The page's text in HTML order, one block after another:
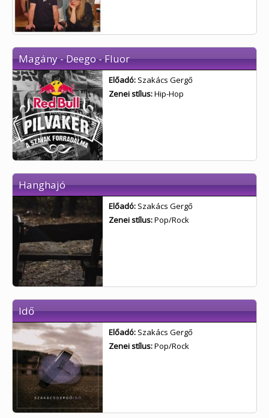
Magány - Deego - Fluor
Előadó: Szakács Gergő
Zenei stílus:Hip-Hop
Hanghajó
Előadó: Szakács Gergő
Zenei stílus:Pop/Rock
Idő
Előadó: Szakács Gergő
Zenei stílus:Pop/Rock